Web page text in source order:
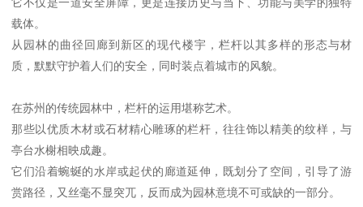
载体。
从园林的曲径回廊到新区的现代楼宇，栏杆以其多样的形态与材
质，默默守护着人们的安全，同时装点着城市的风貌。
在苏州的传统园林中，栏杆的运用堪称艺术。
那些以优质木材或石材精心雕琢的栏杆，往往饰以精美的纹样，与
亭台水榭相映成趣。
它们沿着蜿蜒的水岸或起伏的廊道延伸，既划分了空间，引导了游
赏路径，又丝毫不显突兀，反而成为园林意境不可或缺的一部分。